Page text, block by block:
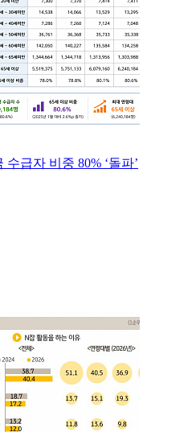
급자 비중 80% ‘돌파’